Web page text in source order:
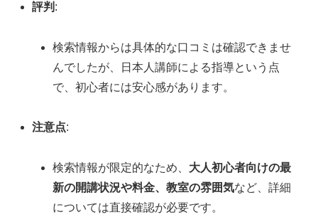
評判 :
検索情報からは具体的な口コミは確認できませ
んでしたが、日本人講師による指導という点
で、初心者には安心感があります。
注意点:
検索情報が限定的なため、 大人初心者向けの最
新の開講状況や料金、教室の雰囲気など、詳細
については直接確認が必要です。